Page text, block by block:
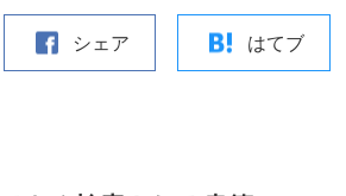
シェア はてブ